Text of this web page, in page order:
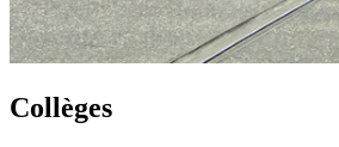
Collèges